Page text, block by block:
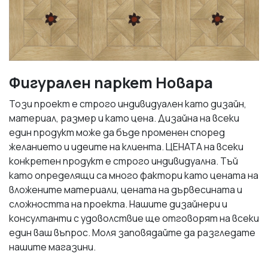
Фигурален паркет Новара
Този проект е строго индивидуален като дизайн,
материал, размер и като цена. Дизайна на всеки
един продукт може да бъде променен според
желанието и идеите на клиента. ЦЕНАТА на всеки
конкретен продукт е строго индивидуална. Тъй
като определящи са много фактори като цената на
вложените материали, цената на дървесината и
сложността на проекта. Нашите дизайнери и
консултанти с удоволствие ще отговорят на всеки
един ваш въпрос. Моля заповядайте да разгледате
нашите магазини.